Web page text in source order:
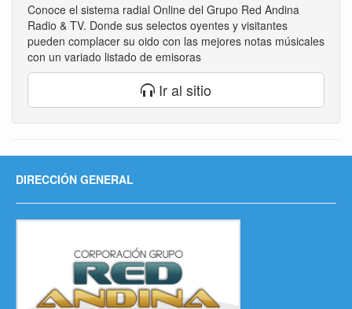
Conoce el sistema radial Online del Grupo Red Andina
Radio & TV. Donde sus selectos oyentes y visitantes
pueden complacer su oido con las mejores notas músicales
con un variado listado de emisoras
Ir al sitio
DIRECCIÓN GENERAL